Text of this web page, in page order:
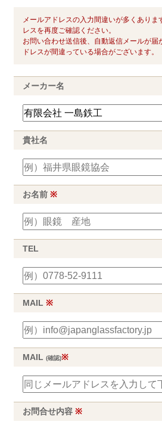
メールアドレスの入力間違いが多くありま
レスを再度ご確認ください。
お問い合わせ送信後、自動返信メールが届
ドレスが間違っている場合がございます。
メーカー名
貴社名
お名前※
TEL
MAIL※
MAIL(確認)※
お問合せ内容※